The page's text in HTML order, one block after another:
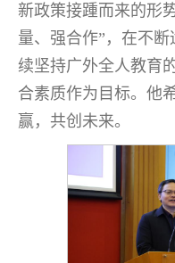
新政策接踵而来的形
量、强合作”，在不
续坚持广外全人教育
合素质作为目标。他
赢，共创未来。